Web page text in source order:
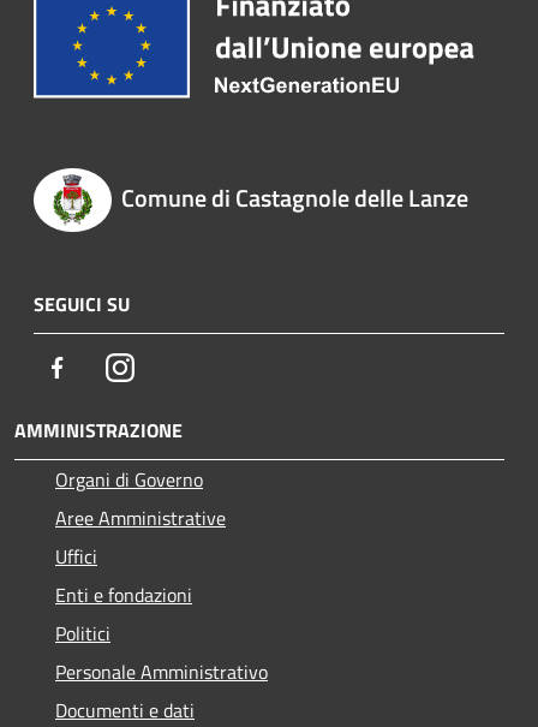
Comune di Castagnole delle Lanze
SEGUICI SU
FacebookInstagram
AMMINISTRAZIONE
Organi di Governo
Aree Amministrative
Uffici
Enti e fondazioni
Politici
Personale Amministrativo
Documenti e dati